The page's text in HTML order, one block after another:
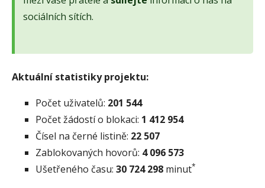
sociálních sítích.
Aktuální statistiky projektu:
Počet uživatelů: 201 544
Počet žádostí o blokaci: 1 412 954
Čísel na černé listině: 22 507
Zablokovaných hovorů: 4 096 573
Ušetřeného času: 30 724 298 minut*